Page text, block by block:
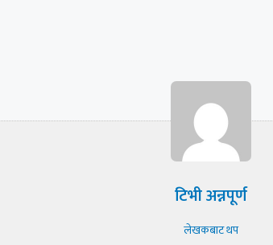
टिभी अन्नपूर्ण
लेखकबाट थप